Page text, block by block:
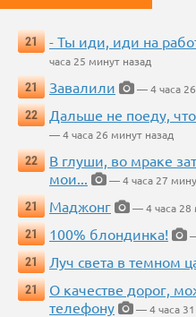
21 - Ты иди, иди на
часа 25 минут назад
21
Завалили
— 4 часа
22
Дальше не поеду,
— 4 часа 26 минут назад
22
В глуши, во мраке
мои...
— 4 часа 27
21
Маджонг
— 4 часа 28
21
100% блондинка!
21
Луч света в темном
21
О качестве дорог,
телефону
— 4 часа